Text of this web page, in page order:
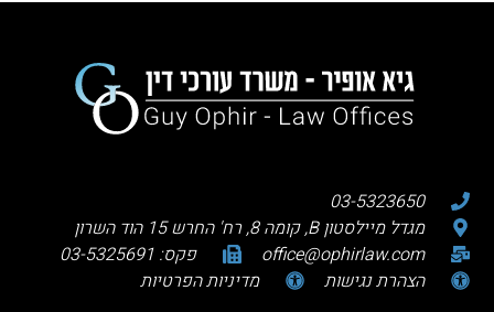
03-5323650
מגדל מיילסטון B, קומה 8, רח' החרש 15 הוד השרון
office@ophirlaw.com
פקס: 03-5325691
הצהרת נגישות
מדיניות הפרטיות